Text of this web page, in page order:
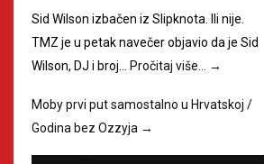
Sid Wilson izbačen iz Slipknota. Ili nije.
TMZ je u petak navečer objavio da je Sid
Wilson, DJ i broj…
Pročitaj više… →
Moby prvi put samostalno u Hrvatskoj /
Godina bez Ozzyja →